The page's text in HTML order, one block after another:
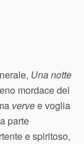
Una notte
mordace del
vervee voglia
parte
e spiritoso,